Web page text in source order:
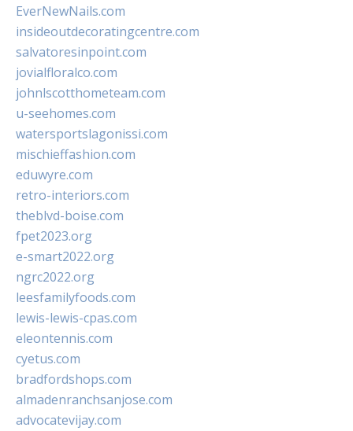
EverNewNails.com
insideoutdecoratingcentre.com
salvatoresinpoint.com
jovialfloralco.com
johnlscotthometeam.com
u-seehomes.com
watersportslagonissi.com
mischieffashion.com
eduwyre.com
retro-interiors.com
theblvd-boise.com
fpet2023.org
e-smart2022.org
ngrc2022.org
leesfamilyfoods.com
lewis-lewis-cpas.com
eleontennis.com
cyetus.com
bradfordshops.com
almadenranchsanjose.com
advocatevijay.com